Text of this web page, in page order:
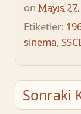
on Mayıs
Etiketler:
sinema,
Sonraki